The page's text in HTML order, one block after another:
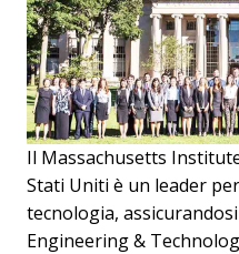
Il Massachusetts
Stati Uniti è un leader
tecnologia,
Engineering &